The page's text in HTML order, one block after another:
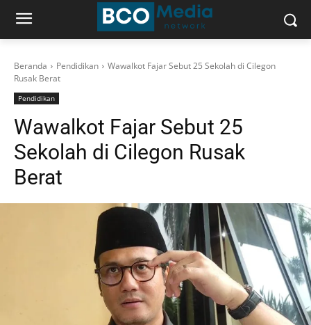
Beranda Pendidikan
Wawalkot Fajar Sebut 25 Sekolah di Cilegon
Rusak Berat
Pendidikan
Wawalkot Fajar Sebut 25
Sekolah di Cilegon Rusak
Berat